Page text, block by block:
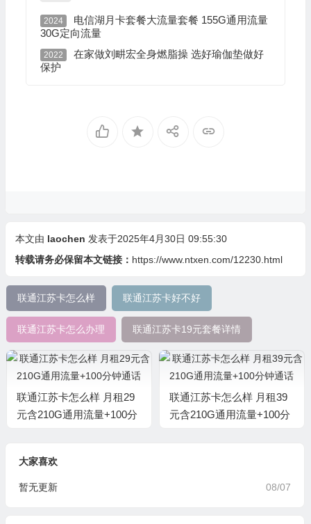
2024
电信湖月卡套餐大流量套餐 155G通用流量
30G定向流量
2022
在家做刘畊宏全身燃脂操 选好瑜伽垫做好
保护
本文由 laochen 发表于2025年4月30日 09:55:30
转载请务必保留本文链接： https://www.ntxen.com/12230.html
联通江苏卡怎么样 联通江苏卡好不好
联通江苏卡怎么办理 联通江苏卡19元套餐详情
联通江苏卡怎么样 月租29
元含210G通用流量+100分
联通江苏卡怎么样 月租39
元含210G通用流量+100分
大家喜欢
08/07
暂无更新